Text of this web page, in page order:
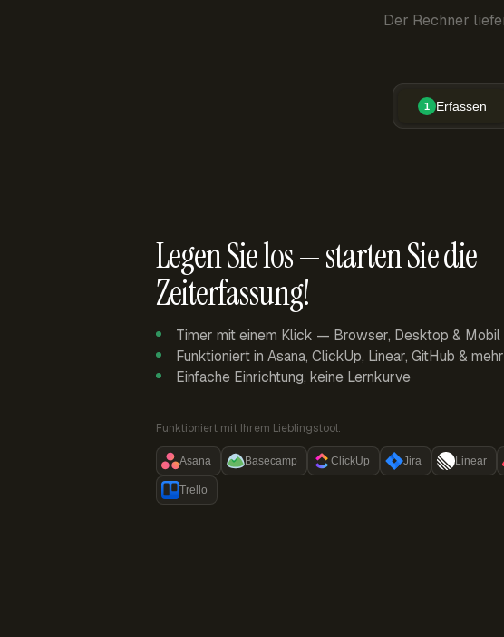
Der Rechner
1 Erfassen
Legen Sie los — starten Sie die
Zeiterfassung!
Timer mit einem Klick — Browser, Desktop & Mobil
Funktioniert in Asana, ClickUp, Linear, GitHub & mehr
Einfache Einrichtung, keine Lernkurve
Funktioniert mit Ihrem Lieblingstool:
Asana Basecamp ClickUp Jira Linear
Trello